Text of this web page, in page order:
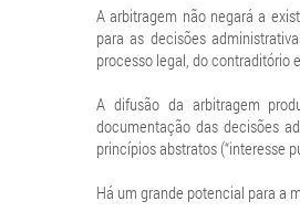
A arbitragem não negará a
para as decisões
processo legal, do contraditório
A difusão da arbitragem
documentação das decisões
princípios abstratos (“interesse
Há um grande potencial para a